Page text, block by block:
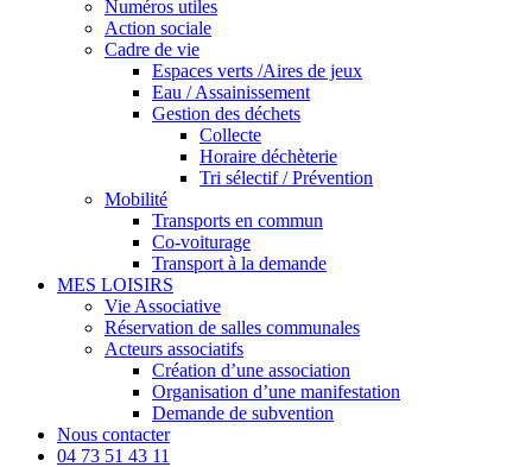
Numéros utiles
Action sociale
Cadre de vie
Espaces verts /Aires de jeux
Eau / Assainissement
Gestion des déchets
Collecte
Horaire déchèterie
Tri sélectif / Prévention
Mobilité
Transports en commun
Co-voiturage
Transport à la demande
MES LOISIRS
Vie Associative
Réservation de salles communales
Acteurs associatifs
Création d’une association
Organisation d’une manifestation
Demande de subvention
Nous contacter
04 73 51 43 11